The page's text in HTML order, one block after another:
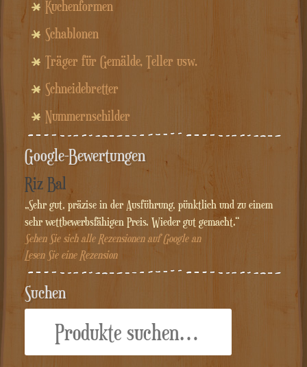
Kuchenformen
Schablonen
Träger für Gemälde, Teller usw.
Schneidebretter
Nummernschilder
Google-Bewertungen
Riz Bal
„Sehr gut, präzise in der Ausführung, pünktlich und zu einem
sehr wettbewerbsfähigen Preis. Wieder gut gemacht.“
Sehen Sie sich alle Rezensionen auf Google an
Lesen Sie eine Rezension
Suchen